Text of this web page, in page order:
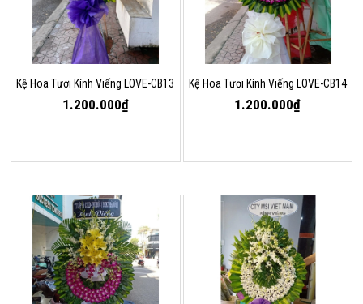
Kệ Hoa Tươi Kính Viếng LOVE-CB13
1.200.000₫
Kệ Hoa Tươi Kính Viếng LOVE-CB14
1.200.000₫